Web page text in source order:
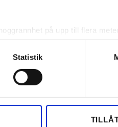
på upp till flera meter
(fingeravtryck)
dina preferenser i
identifierare och annan
med. Dessa kan i sin tur
Statistik
Privat
inte